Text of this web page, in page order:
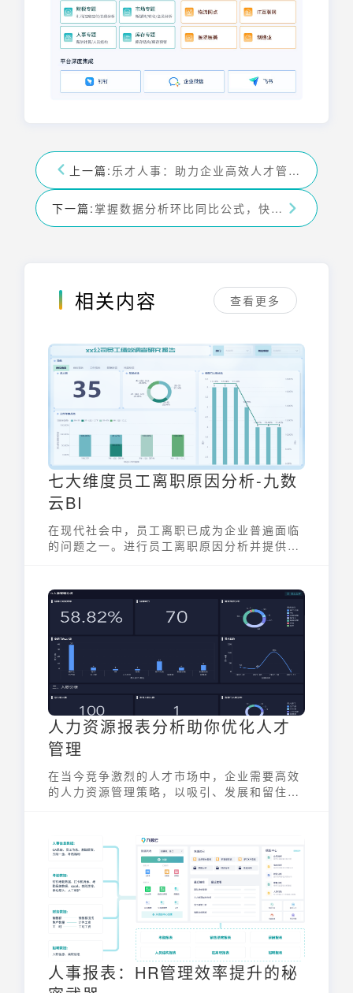
上一篇: 乐才人事：助力企业高效人才管理，提升组织竞争力
下一篇: 掌握数据分析环比同比公式，快速入门
相关内容 查看更多
七大维度员工离职原因分析-九数
云BI
在现代社会中，员工离职已成为企业普遍面临
的问题之一。进行员工离职原因分析并提供相
人力资源报表分析助你优化人才
管理
在当今竞争激烈的人才市场中，企业需要高效
的人力资源管理策略，以吸引、发展和留住顶
优化人才管理，提升组织绩效。
人事报表：HR管理效率提升的秘